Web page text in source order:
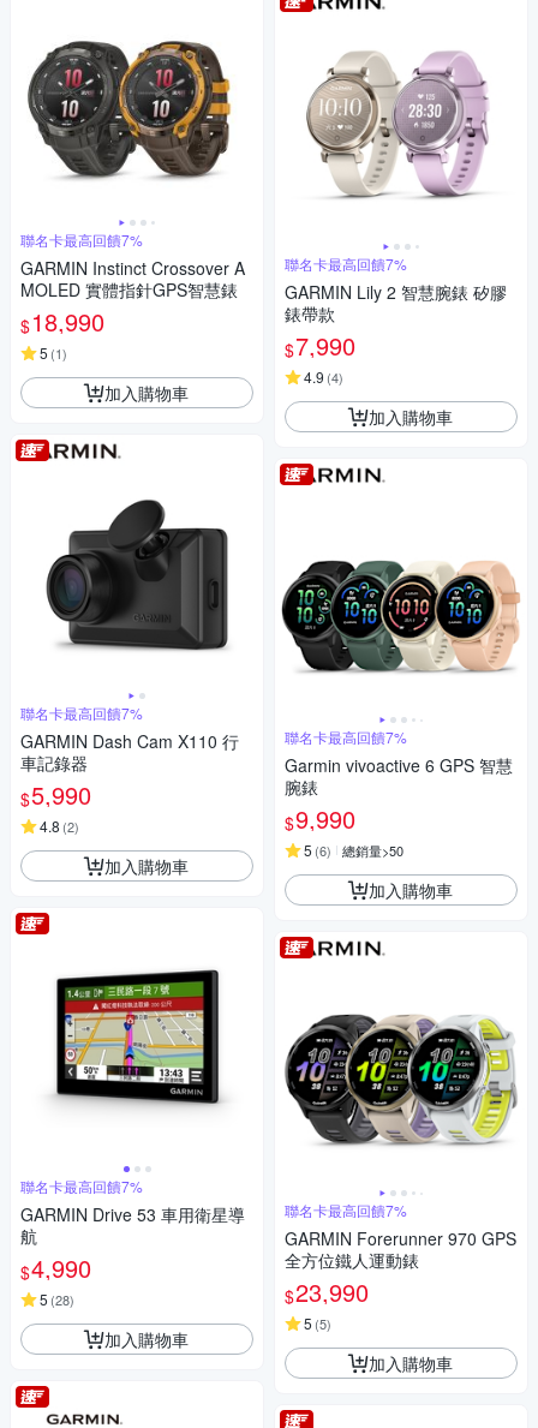
聯名卡最高回饋7%
GARMIN Instinct Crossover A
MOLED 實體指針GPS智慧錶
$18,990
5 (1)
加入購物車
聯名卡最高回饋7%
GARMIN Dash Cam X110 行
車記錄器
$5,990
4.8 (2)
加入購物車
聯名卡最高回饋7%
GARMIN Drive 53 車用衛星導
航
$4,990
5 (28)
加入購物車
聯名卡最高回饋7%
GARMIN Lily 2 智慧腕錶 矽膠
錶帶款
$7,990
4.9 (4)
加入購物車
聯名卡最高回饋7%
Garmin vivoactive 6 GPS 智慧
腕錶
$9,990
5 (6) 總銷量>50
加入購物車
聯名卡最高回饋7%
GARMIN Forerunner 970 GPS
全方位鐵人運動錶
$23,990
5 (5)
加入購物車